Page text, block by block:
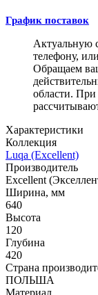
График поставок
Актуальную
телефону,
Обращаем
области.
Характеристики
Коллекция
Luqa (Excellent)
Производитель
Excellent
Ширина, мм
640
Высота
120
Глубина
420
Страна
ПОЛЬША
Материал